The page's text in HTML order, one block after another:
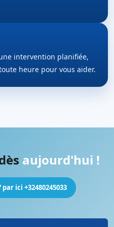
intervention planifiée,
heure pour vous aider.
aujourd'hui !
ici +32480245033